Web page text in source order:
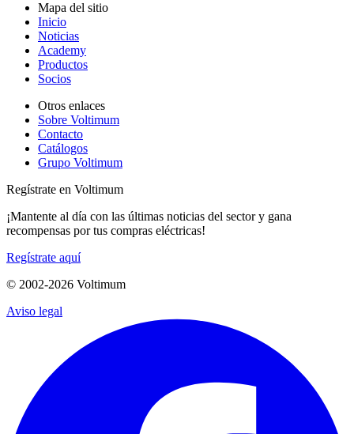
Mapa del sitio
Inicio
Noticias
Academy
Productos
Socios
Otros enlaces
Sobre Voltimum
Contacto
Catálogos
Grupo Voltimum
Regístrate en Voltimum
¡Mantente al día con las últimas noticias del sector y gana
recompensas por tus compras eléctricas!
Regístrate aquí
© 2002-2026 Voltimum
Aviso legal